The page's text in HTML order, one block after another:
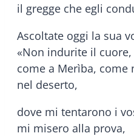
il gregge che egli
Ascoltate oggi la sua
«Non indurite il
come a Merìba, come
nel deserto,
dove mi tentarono i
mi misero alla prova,